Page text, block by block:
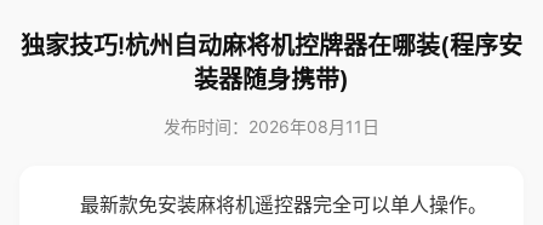
独家技巧!杭州自动麻将机控牌器在哪装(程序安
装器随身携带)
发布时间：2026年08月11日
最新款免安装麻将机遥控器完全可以单人操作。